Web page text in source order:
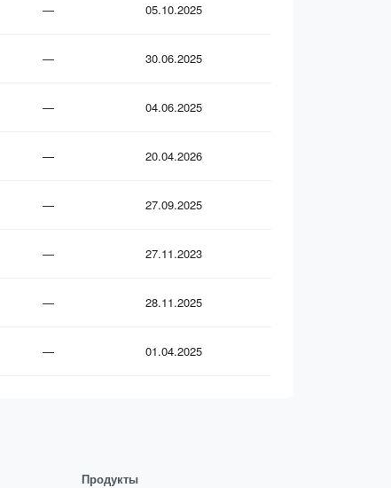
— 05.10.2025
— 30.06.2025
— 04.06.2025
— 20.04.2026
— 27.09.2025
— 27.11.2023
— 28.11.2025
— 01.04.2025
Продукты